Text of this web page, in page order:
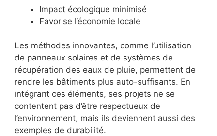
Impact écologique minimisé
Favorise l’économie locale
Les méthodes innovantes, comme l’utilisation
de panneaux solaires et de systèmes de
récupération des eaux de pluie, permettent de
rendre les bâtiments plus auto-suffisants. En
intégrant ces éléments, ses projets ne se
contentent pas d’être respectueux de
l’environnement, mais ils deviennent aussi des
exemples de durabilité.